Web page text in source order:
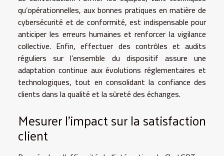
qu’opérationnelles, aux bonnes pratiques en matière de
cybersécurité et de conformité, est indispensable pour
anticiper les erreurs humaines et renforcer la vigilance
collective. Enfin, effectuer des contrôles et audits
réguliers sur l’ensemble du dispositif assure une
adaptation continue aux évolutions réglementaires et
technologiques, tout en consolidant la confiance des
clients dans la qualité et la sûreté des échanges.
Mesurer l’impact sur la satisfaction
client